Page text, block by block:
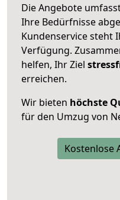
Die Angebote
Ihre Bedürfnisse
Kundenservice steht
Verfügung.
helfen, Ihr Ziel
erreichen.
Wir bieten höchste
für den Umzug von
Kostenlose